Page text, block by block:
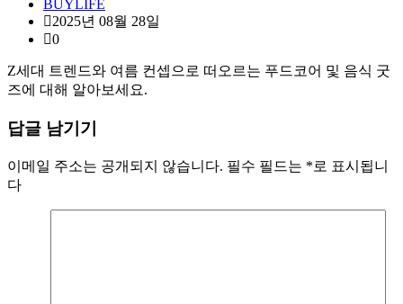
BUYLIFE
2025년 08월 28일
0
Z세대 트렌드와 여름 컨셉으로 떠오르는 푸드코어 및 음식 굿
즈에 대해 알아보세요.
답글 남기기
이메일 주소는 공개되지 않습니다. 필수 필드는 *로 표시됩니
다